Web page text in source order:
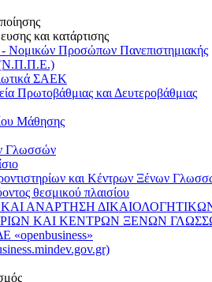
και κατάρτισης
Νομικών Προσώπων Πανεπιστημιακής
(Ν.Π.Π.Ε.)
ΣΑΕΚ
Πρωτοβάθμιας και Δευτεροβάθμιας
Μάθησης
Γλωσσών
και Κέντρων Ξένων
θεσμικού πλαισίου
ΑΝΑΡΤΗΣΗ
ΚΑΙ ΚΕΝΤΡΩΝ ΞΕΝΩΝ